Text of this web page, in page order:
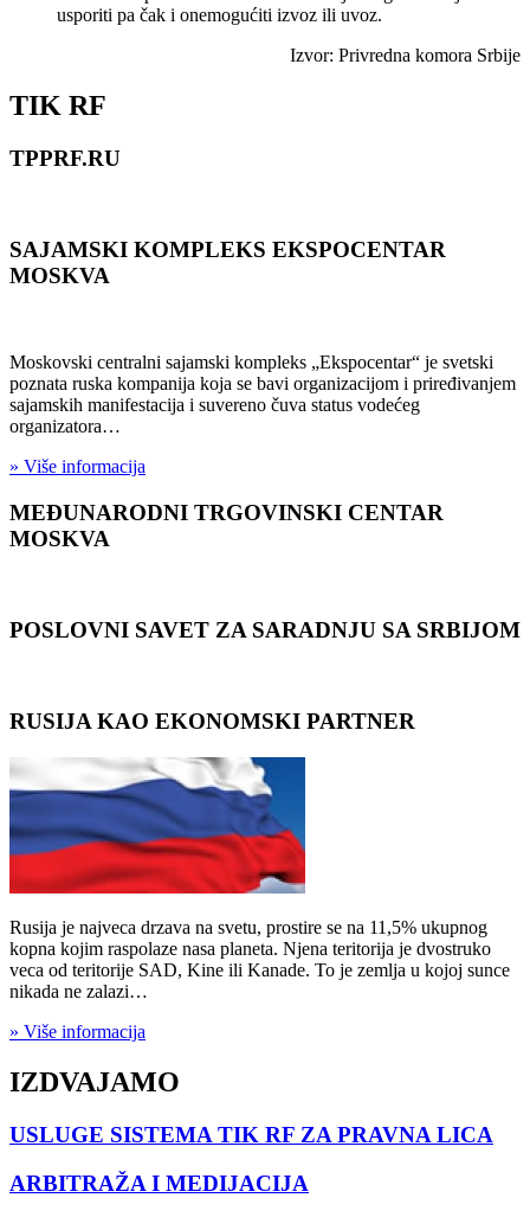
usporiti pa čak i onemogućiti izvoz ili uvoz.
Izvor: Privredna komora Srbije
TIK RF
TPPRF.RU
SAJAMSKI KOMPLEKS EKSPOCENTAR
MOSKVA
Moskovski centralni sajamski kompleks „Ekspocentar“ je svetski
poznata ruska kompanija koja se bavi organizacijom i priređivanjem
sajamskih manifestacija i suvereno čuva status vodećeg
organizatora…
» Više informacija
MEĐUNARODNI TRGOVINSKI CENTAR
MOSKVA
POSLOVNI SAVET ZA SARADNJU SA SRBIJOM
RUSIJA KAO EKONOMSKI PARTNER
Rusija je najveca drzava na svetu, prostire se na 11,5% ukupnog
kopna kojim raspolaze nasa planeta. Njena teritorija je dvostruko
veca od teritorije SAD, Kine ili Kanade. To je zemlja u kojoj sunce
nikada ne zalazi…
» Više informacija
IZDVAJAMO
USLUGE SISTEMA TIK RF ZA PRAVNA LICA
ARBITRAŽA I MEDIJACIJA